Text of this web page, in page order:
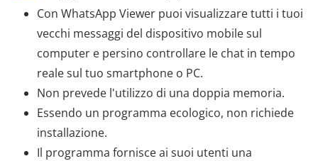
Con WhatsApp Viewer puoi visualizzare tutti i tuoi
vecchi messaggi del dispositivo mobile sul
computer e persino controllare le chat in tempo
reale sul tuo smartphone o PC.
Non prevede l'utilizzo di una doppia memoria.
Essendo un programma ecologico, non richiede
installazione.
Il programma fornisce ai suoi utenti una